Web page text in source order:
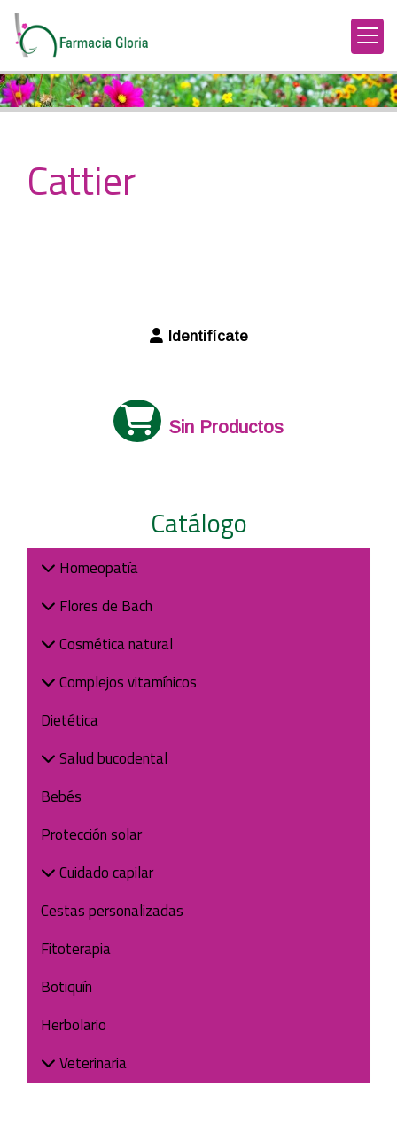
Cattier
Identifícate
Sin Productos
Catálogo
Homeopatía
Flores de Bach
Cosmética natural
Complejos vitamínicos
Dietética
Salud bucodental
Bebés
Protección solar
Cuidado capilar
Cestas personalizadas
Fitoterapia
Botiquín
Herbolario
Veterinaria